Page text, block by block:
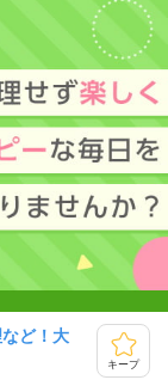
ど！大
キープ